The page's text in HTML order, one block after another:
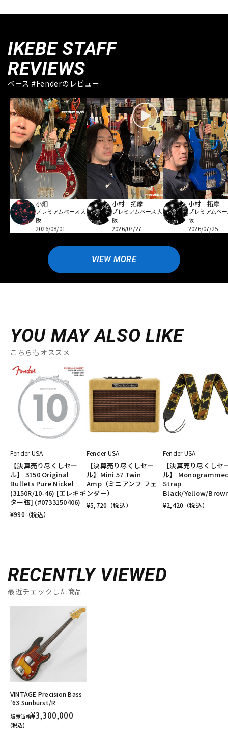
IKEBE STAFF
REVIEWS
ベース #Fenderのレビュー
小畑
プレミアムベース大
阪
2026/08/01
小村 拓摩
プレミアムベース大
阪
2026/07/27
小村 拓摩
プレミアムベ
阪
2026/07/25
VIEW MORE
YOU MAY ALSO LIKE
こちらもオススメ
Fender USA
【決算売り尽くしセー
ル】 3150 Original
Bullets Pure Nickel
(3150R/10-46) [エレキギ
ター弦] (#0733150406)
¥990 （税込）
Fender USA
【決算売り尽くしセー
ル】Mini 57 Twin
Amp（ミニアンプ フェ
ンダー）
¥5,720 （税込）
Fender USA
【決算売り尽くしセ
ル】
Strap
Black/Yellow/
¥2,420 （税込）
RECENTLY VIEWED
最近チェックした商品
VINTAGE Precision Bass
'63 Sunburst/R
販売価格¥3,300,000
(税込)